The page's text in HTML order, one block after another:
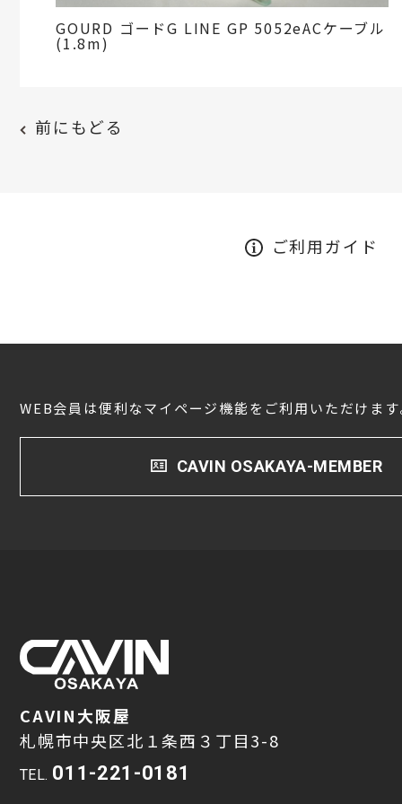
GOURD ゴードG LINE GP 5052eACケーブル
(1.8m)
前にもどる
ご利用ガイド
WEB会員は便利なマイページ機能をご利用いただけま
CAVIN OSAKAYA-MEMBER
CAVIN大阪屋
札幌市中央区北１条西３丁目3-8
TEL. 011-221-0181